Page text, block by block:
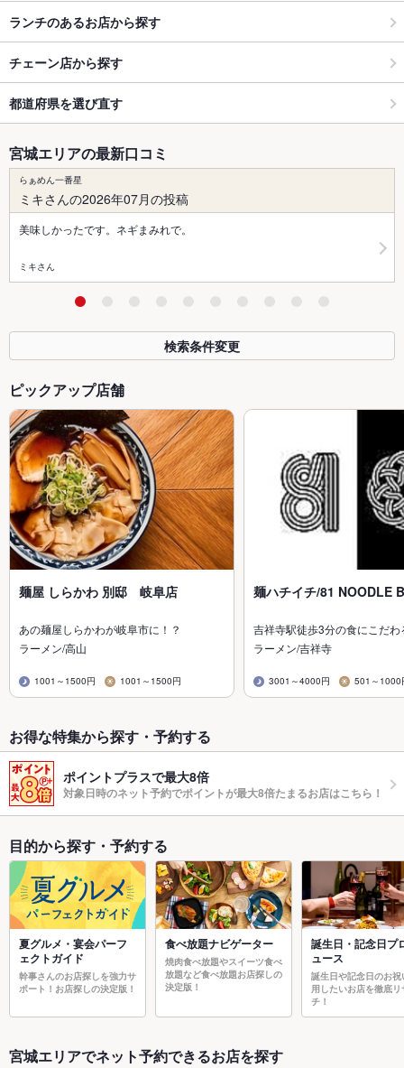
ランチのあるお店から探す
チェーン店から探す
都道府県を選び直す
宮城エリアの最新口コミ
らぁめん一番星
ミキさんの2026年07月の投稿
美味しかったです。ネギまみれで。
ミキさん
検索条件変更
ピックアップ店舗
麺屋 しらかわ 別邸 岐阜店
あの麺屋しらかわが岐阜市に！？
ラーメン/高山
1001～1500円 1001～1500円
麺ハチイチ/81 NOODLE
吉祥寺駅徒歩3分の食にこだ
ラーメン/吉祥寺
3001～4000円 501～1000
お得な特集から探す・予約する
ポイントプラスで最大8倍
対象日時のネット予約でポイントが最大8倍たまるお店はこちら！
目的から探す・予約する
夏グルメ・宴会パーフ
ェクトガイド
幹事さんのお店探しを強力サ
ポート！お店探しの決定版！
食べ放題ナビゲーター
焼肉食べ放題やスイーツ食べ
放題など食べ放題お店探しの
決定版！
誕生日・記念日プ
ュース
誕生日や記念日のお祝
用したいお店を徹底リ
チ！
宮城エリアでネット予約できるお店を探す